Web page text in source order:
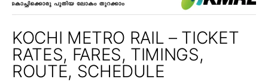
KOCHI METRO RAIL – TICKET
RATES, FARES, TIMINGS,
ROUTE, SCHEDULE